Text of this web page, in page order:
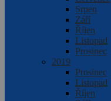
Srpen
Září
Říjen
Listopad
Prosinec
2019
Prosinec
Listopad
Říjen